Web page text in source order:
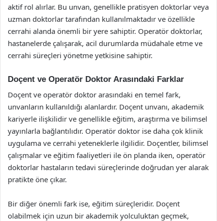
aktif rol alırlar. Bu unvan, genellikle pratisyen doktorlar veya
uzman doktorlar tarafından kullanılmaktadır ve özellikle
cerrahi alanda önemli bir yere sahiptir. Operatör doktorlar,
hastanelerde çalışarak, acil durumlarda müdahale etme ve
cerrahi süreçleri yönetme yetkisine sahiptir.
Doçent ve Operatör Doktor Arasındaki Farklar
Doçent ve operatör doktor arasındaki en temel fark,
unvanların kullanıldığı alanlardır. Doçent unvanı, akademik
kariyerle ilişkilidir ve genellikle eğitim, araştırma ve bilimsel
yayınlarla bağlantılıdır. Operatör doktor ise daha çok klinik
uygulama ve cerrahi yeteneklerle ilgilidir. Doçentler, bilimsel
çalışmalar ve eğitim faaliyetleri ile ön planda iken, operatör
doktorlar hastaların tedavi süreçlerinde doğrudan yer alarak
pratikte öne çıkar.
Bir diğer önemli fark ise, eğitim süreçleridir. Doçent
olabilmek için uzun bir akademik yolculuktan geçmek,